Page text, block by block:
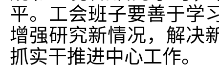
平。工会班子要善于学
增强研究新情况，解决
抓实干推进中心工作。
上一条：水利部水土保